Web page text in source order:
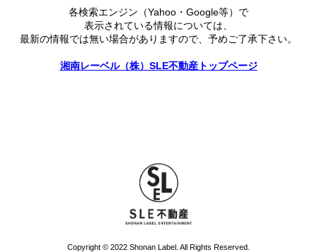
各検索エンジン（Yahoo・Google等）で
表示されている情報については、
最新の情報では無い場合がありますので、 予めご了承下さい。
湘南レーベル（株）SLE不動産トップページ
Copyright © 2022 Shonan Label. All Rights Reserved.